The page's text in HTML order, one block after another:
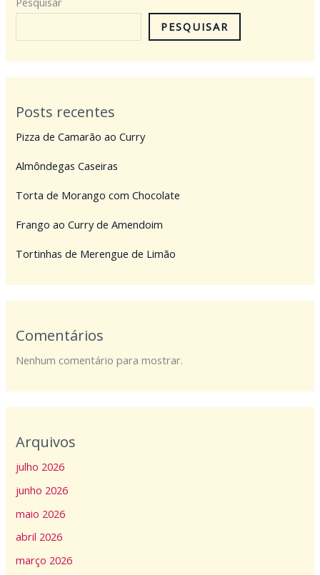
PESQUISAR
Posts recentes
Pizza de Camarão ao Curry
Almôndegas Caseiras
Torta de Morango com Chocolate
Frango ao Curry de Amendoim
Tortinhas de Merengue de Limão
Comentários
Nenhum comentário para mostrar.
Arquivos
julho 2026
junho 2026
maio 2026
abril 2026
março 2026